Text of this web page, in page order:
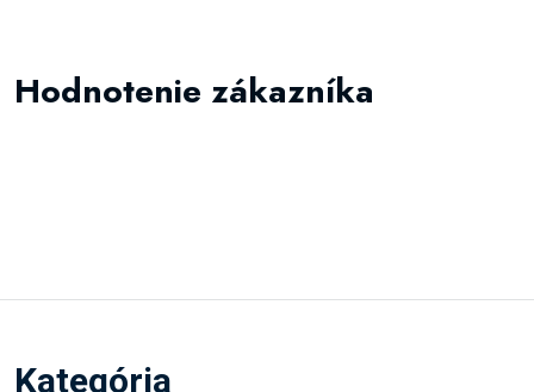
Hodnotenie zákazníka
Kategória